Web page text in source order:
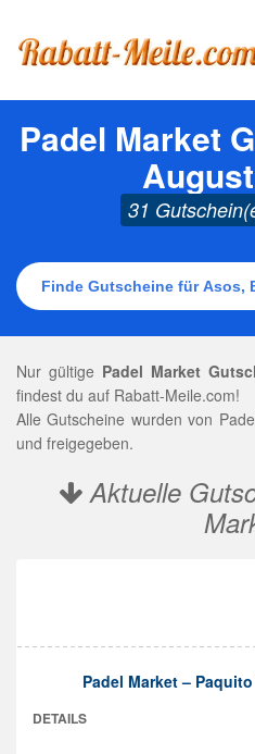
Padel Market
31
Nur gültige Padel Market
findest du auf Rabatt-Meile.com!
Alle Gutscheine wurden von
und freigegeben.
Aktuelle
Padel Market –
DETAILS